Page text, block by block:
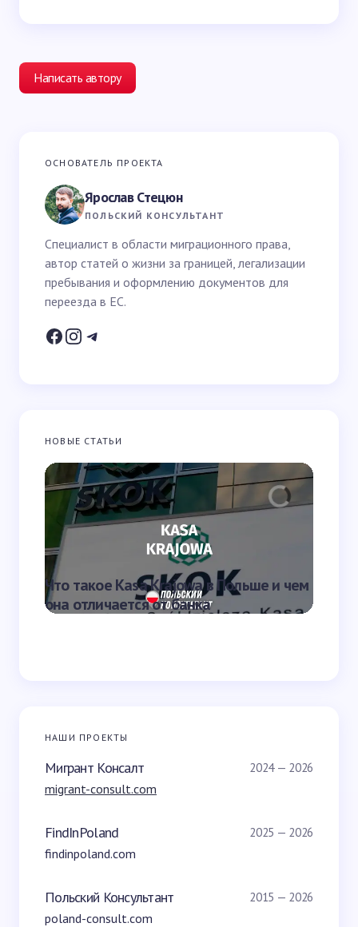
Написать автору
Ваш адрес email не будет опубликован.
Ваш вопрос *
Ваше имя *
Email *
Запомнить имя и email для следующих
комментариев
Отправить
ОСНОВАТЕЛЬ ПРОЕКТА
Ярослав Стецюн
ПОЛЬСКИЙ КОНСУЛЬТАНТ
Специалист в области миграционного права,
автор статей о жизни за границей, легализации
пребывания и оформлению документов для
переезда в ЕС.
НОВЫЕ СТАТЬИ
Что такое Kasa Krajowa в Польше и чем
она отличается от банка
НАШИ ПРОЕКТЫ
Мигрант Консалт 2024 — 2026
migrant-consult.com
FindInPoland 2025 — 2026
findinpoland.com
Польский Консультант 2015 — 2026
poland-consult.com